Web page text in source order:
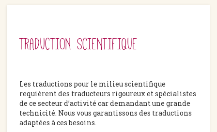
TRADUCTION SCIENTIFIQUE
Les traductions pour le milieu scientifique
requièrent des traducteurs rigoureux et spécialistes
de ce secteur d’activité car demandant une grande
technicité. Nous vous garantissons des traductions
adaptées à ces besoins.